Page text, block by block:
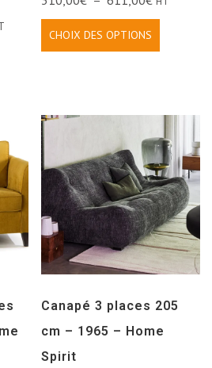
CHOIX DES OPTIONS
Canapé 3 places 205
cm – 1965 – Home
Spirit